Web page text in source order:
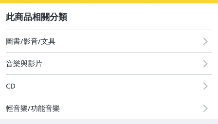
其它
圖書/影音/文具
音樂與影片
CD
輕音樂/功能音樂